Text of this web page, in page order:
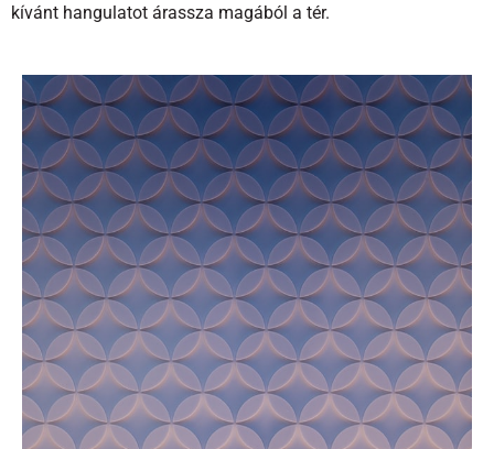
kívánt hangulatot árassza magából a tér.